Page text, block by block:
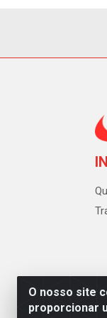
O nosso site
proporcionar